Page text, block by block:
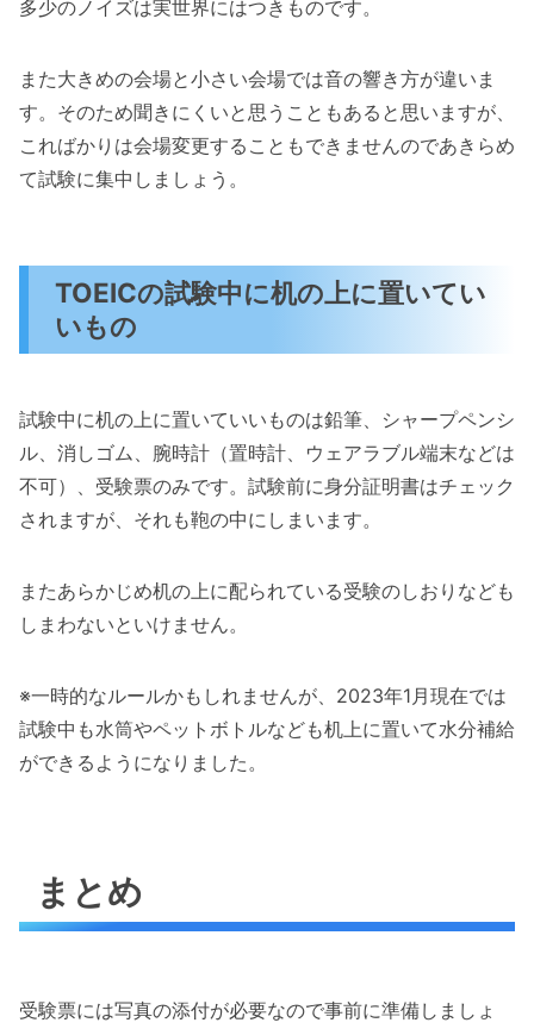
多少のノイズは実世界にはつきものです。
また大きめの会場と小さい会場では音の響き方が違いま
す。そのため聞きにくいと思うこともあると思いますが、
こればかりは会場変更することもできませんのであきらめ
て試験に集中しましょう。
TOEICの試験中に机の上に置いてい
いもの
試験中に机の上に置いていいものは鉛筆、シャープペンシ
ル、消しゴム、腕時計（置時計、ウェアラブル端末などは
不可）、受験票のみです。試験前に身分証明書はチェック
されますが、それも鞄の中にしまいます。
またあらかじめ机の上に配られている受験のしおりなども
しまわないといけません。
※一時的なルールかもしれませんが、2023年1月現在では
試験中も水筒やペットボトルなども机上に置いて水分補給
ができるようになりました。
まとめ
受験票には写真の添付が必要なので事前に準備しましょ